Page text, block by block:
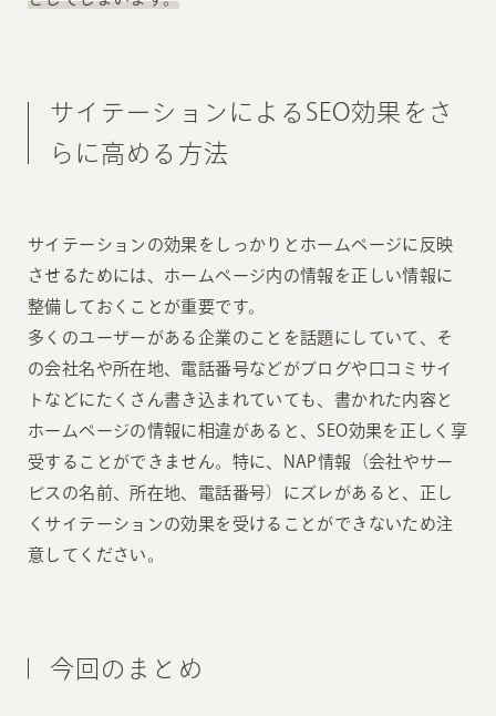
サイテーションによるSEO効果をさ
らに高める方法
サイテーションの効果をしっかりとホームページに反映
させるためには、ホームページ内の情報を正しい情報に
整備しておくことが重要です。
多くのユーザーがある企業のことを話題にしていて、そ
の会社名や所在地、電話番号などがブログや口コミサイ
トなどにたくさん書き込まれていても、書かれた内容と
ホームページの情報に相違があると、SEO効果を正しく享
受することができません。特に、NAP情報（会社やサー
ビスの名前、所在地、電話番号）にズレがあると、正し
くサイテーションの効果を受けることができないため注
意してください。
今回のまとめ